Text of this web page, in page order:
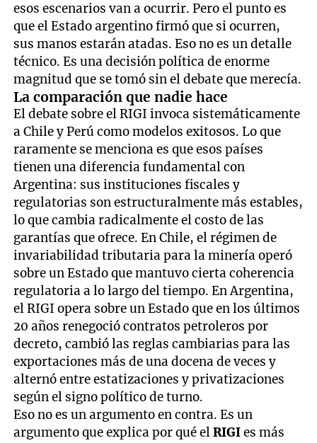
esos escenarios van a ocurrir. Pero el punto es
que el Estado argentino firmó que si ocurren,
sus manos estarán atadas. Eso no es un detalle
técnico. Es una decisión política de enorme
magnitud que se tomó sin el debate que merecía.
La comparación que nadie hace
El debate sobre el RIGI invoca sistemáticamente
a Chile y Perú como modelos exitosos. Lo que
raramente se menciona es que esos países
tienen una diferencia fundamental con
Argentina: sus instituciones fiscales y
regulatorias son estructuralmente más estables,
lo que cambia radicalmente el costo de las
garantías que ofrece. En Chile, el régimen de
invariabilidad tributaria para la minería operó
sobre un Estado que mantuvo cierta coherencia
regulatoria a lo largo del tiempo. En Argentina,
el RIGI opera sobre un Estado que en los últimos
20 años renegoció contratos petroleros por
decreto, cambió las reglas cambiarias para las
exportaciones más de una docena de veces y
alternó entre estatizaciones y privatizaciones
según el signo político de turno.
Eso no es un argumento en contra. Es un
argumento que explica por qué elRIGIes más